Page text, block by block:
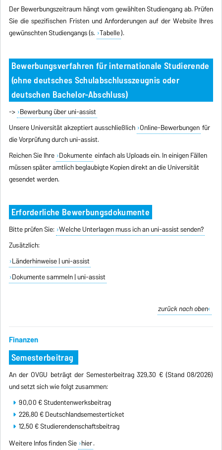
Der Bewerbungszeitraum hängt vom gewählten Studiengang ab. Prüfen
Sie die spezifischen Fristen und Anforderungen auf der Website Ihres
gewünschten Studiengangs (s. Tabelle).
Bewerbungsverfahren für internationale Studierende
(ohne deutsches Schulabschlusszeugnis oder
deutschen Bachelor-Abschluss)
-> Bewerbung über uni-assist
Unsere Universität akzeptiert ausschließlich Online-Bewerbungen für
die Vorprüfung durch uni-assist.
Reichen Sie Ihre Dokumente einfach als Uploads ein. In einigen Fällen
müssen später amtlich beglaubigte Kopien direkt an die Universität
gesendet werden.
Erforderliche Bewerbungsdokumente
Bitte prüfen Sie: Welche Unterlagen muss ich an uni-assist senden?
Zusätzlich:
Länderhinweise | uni-assist
Dokumente sammeln | uni-assist
zurück nach oben
Finanzen
Semesterbeitrag
An der OVGU beträgt der Semesterbeitrag 329,30 € (Stand 08/2026)
und setzt sich wie folgt zusammen:
90,00 € Studentenwerksbeitrag
226,80 €Deutschlandsemesterticket
12,50 € Studierendenschaftsbeitrag
Weitere Infos finden Sie hier.